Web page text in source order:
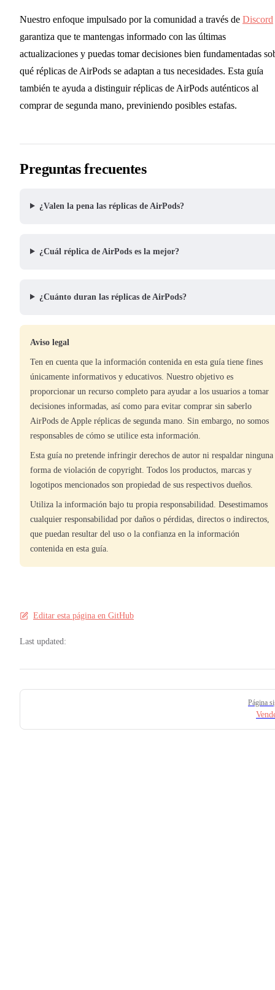
Nuestro enfoque impulsado por la comunidad a través de Discord
garantiza que te mantengas informado con las últimas
actualizaciones y puedas tomar decisiones bien fundamentadas
qué réplicas de AirPods se adaptan a tus necesidades. Esta guía
también te ayuda a distinguir réplicas de AirPods auténticos al
comprar de segunda mano, previniendo posibles estafas.
Preguntas frecuentes
¿Valen la pena las réplicas de AirPods?
¿Cuál réplica de AirPods es la mejor?
¿Cuánto duran las réplicas de AirPods?
Aviso legal
Ten en cuenta que la información contenida en esta guía tiene fines
únicamente informativos y educativos. Nuestro objetivo es
proporcionar un recurso completo para ayudar a los usuarios a tomar
decisiones informadas, así como para evitar comprar sin saberlo
AirPods de Apple réplicas de segunda mano. Sin embargo, no somos
responsables de cómo se utilice esta información.
Esta guía no pretende infringir derechos de autor ni respaldar ninguna
forma de violación de copyright. Todos los productos, marcas y
logotipos mencionados son propiedad de sus respectivos dueños.
Utiliza la información bajo tu propia responsabilidad. Desestimamos
cualquier responsabilidad por daños o pérdidas, directos o indirectos,
que puedan resultar del uso o la confianza en la información
contenida en esta guía.
Editar esta página en GitHub
Last updated:
Pager
Página